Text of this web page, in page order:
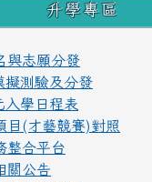
升學專區
與志願分發
擬測驗及分發
入學日程表
目(才藝競賽)對照
整合平台
關公告